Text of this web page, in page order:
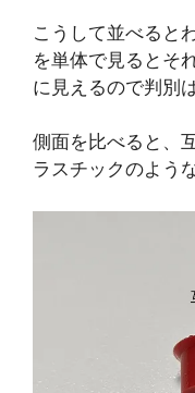
こうして並べると
を単体で見るとそ
に見えるので判別
側面を比べると、
ラスチックのよう